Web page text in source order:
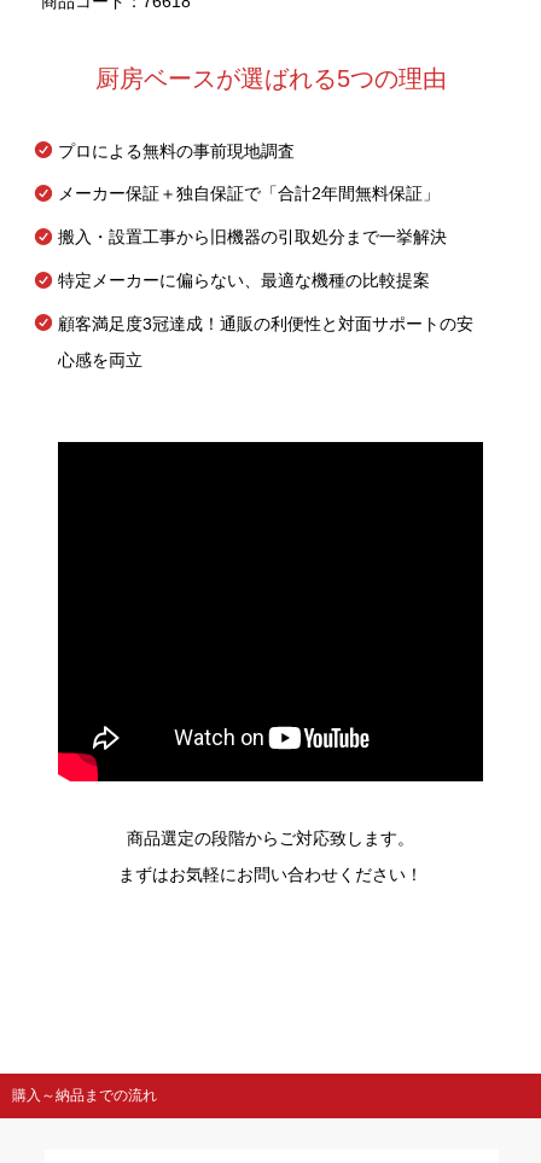
厨房ベースが選ばれる5つの理由
プロによる無料の事前現地調査
メーカー保証＋独自保証で「合計2年間無料保証」
搬入・設置工事から旧機器の引取処分まで一挙解決
特定メーカーに偏らない、最適な機種の比較提案
顧客満足度3冠達成！通販の利便性と対面サポートの安
心感を両立
商品選定の段階からご対応致します。
まずはお気軽にお問い合わせください！
購入～納品までの流れ